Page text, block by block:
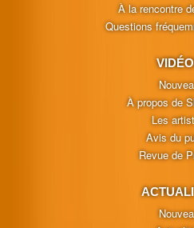
À la rencontre
Questions
À propos de
Les
Avis du
Revue de